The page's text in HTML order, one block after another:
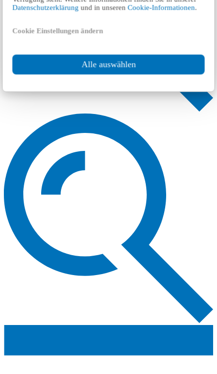
Datenschutzerklärung und in unserenCookie-Informationen.
Cookie Einstellungen ändern
Alle auswählen